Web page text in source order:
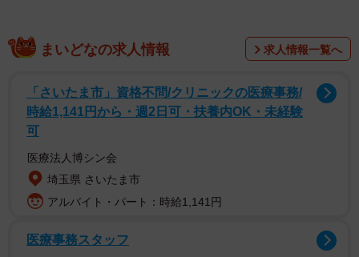
てて、布団でごろごろ、布団でごろごろする超リラックス
まいどなの求人情報 求人情報一覧へ
「さいたま市」資格不問/クリニックの医療事務/
時給1,141円から・週2日可・扶養内OK・未経験
可
医療法人博シン会
埼玉県 さいたま市
アルバイト・パート：時給1,141円
医療事務スタッフ